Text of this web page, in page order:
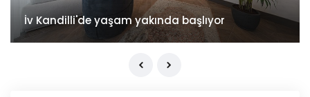
İv Kandilli'de yaşam yakında başlıyor